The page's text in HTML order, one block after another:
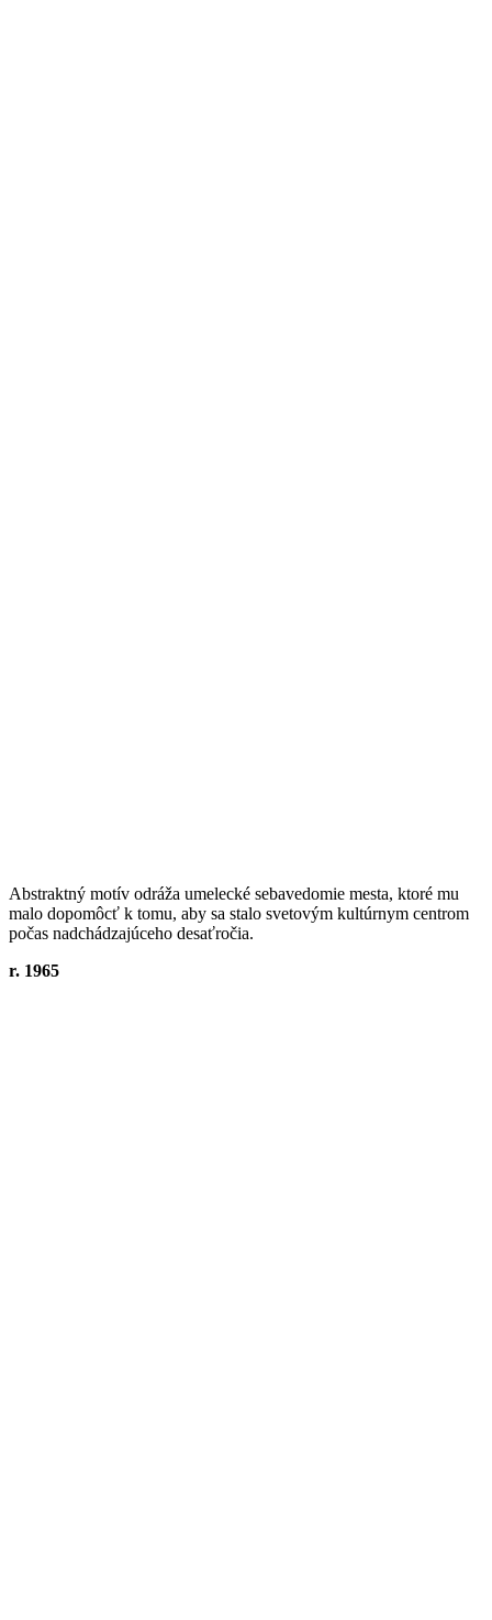
Abstraktný motív odráža umelecké sebavedomie mesta, ktoré mu
malo dopomôcť k tomu, aby sa stalo svetovým kultúrnym centrom
počas nadchádzajúceho desaťročia.
r. 1965